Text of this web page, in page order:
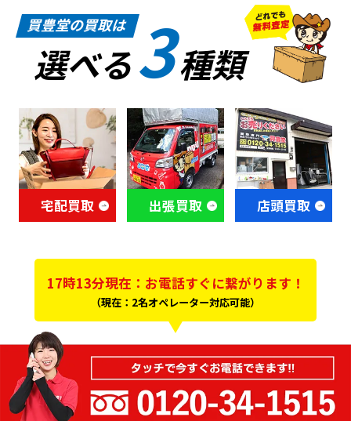
買豊堂の買取は
選べる3種類
宅配買取 出張買取 店頭買取
17時13分現在：お電話すぐに繋がります！
（現在：2名オペレーター対応可能）